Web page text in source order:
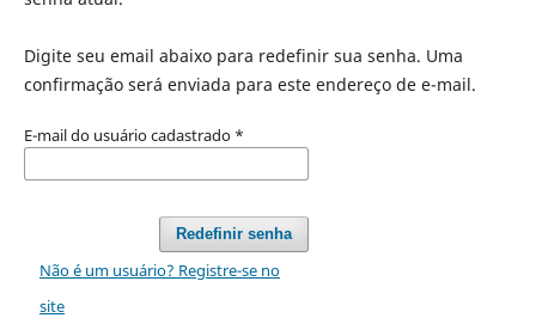
Digite seu email abaixo para redefinir sua senha. Uma
confirmação será enviada para este endereço de e-mail.
E-mail do usuário cadastrado *
Redefinir senha
Não é um usuário? Registre-se no
site